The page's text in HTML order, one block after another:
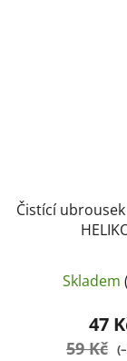
Čistící
Skladem
47
59 Kč